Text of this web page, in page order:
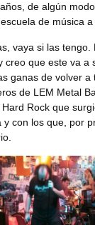
de algún
de música
vaya si las tengo.
creo que este va a
ganas de volver a
de LEM Metal
Rock que
y con los que, por